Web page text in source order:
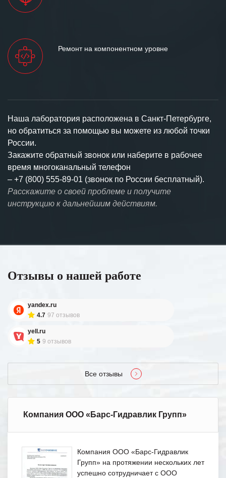
Ремонт на компонентном уровне
Наша лаборатория расположена в Санкт-Петербурге,
но обратиться за помощью вы можете из любой точки
России.
Закажите обратный звонок или наберите в рабочее
время многоканальный телефон
– +7 (800) 555-89-01 (звонок по России бесплатный).
Расскажите о своей проблеме и получите
инструкцию к дальнейшим действиям.
Отзывы о нашей работе
yandex.ru
4.7 97 отзывов
yell.ru
5 9 отзывов
Все отзывы
Компания ООО «Барс-Гидравлик Групп»
Компания ООО «Барс-Гидравлик
Групп» на протяжении нескольких лет
успешно сотрудничает с ООО